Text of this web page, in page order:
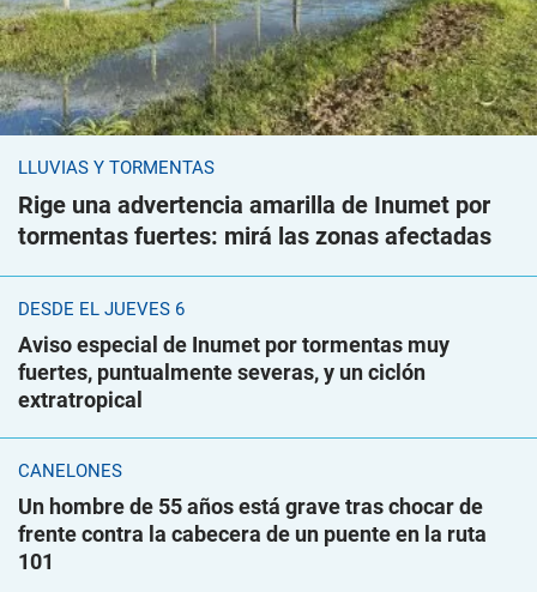
LLUVIAS Y TORMENTAS
Rige una advertencia amarilla de Inumet por
tormentas fuertes: mirá las zonas afectadas
DESDE EL JUEVES 6
Aviso especial de Inumet por tormentas muy
fuertes, puntualmente severas, y un ciclón
extratropical
CANELONES
Un hombre de 55 años está grave tras chocar de
frente contra la cabecera de un puente en la ruta
101